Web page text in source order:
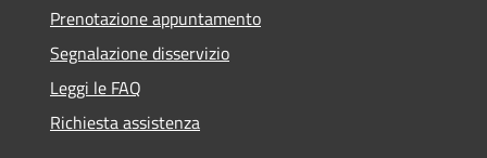
Prenotazione appuntamento
Segnalazione disservizio
Leggi le FAQ
Richiesta assistenza